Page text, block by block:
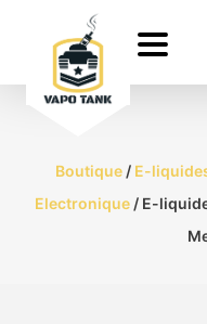
Boutique / E-
Electronique / E-